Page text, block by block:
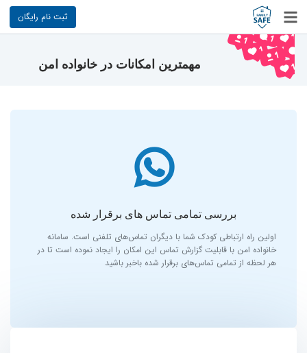
ثبت نام رایگان
مهمترین امکانات در خانواده امن
بررسی تمامی تماس های برقرار شده
اولین راه ارتباطی کودک شما با دیگران تماس‌های تلفنی است. سامانه
خانواده امن با قابلیت گزارش تماس این امکان را ایجاد نموده است تا در
هر لحظه از تمامی تماس‌های برقرار شده باخبر باشید